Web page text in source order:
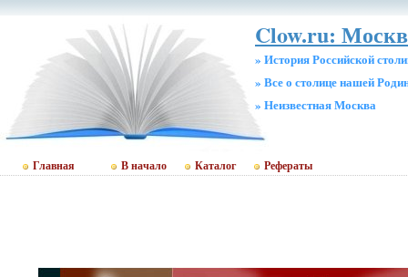
Clow.ru:
» История Российской
» Все о столице нашей
» Неизвестная Москва
Главная В начало Каталог Рефераты